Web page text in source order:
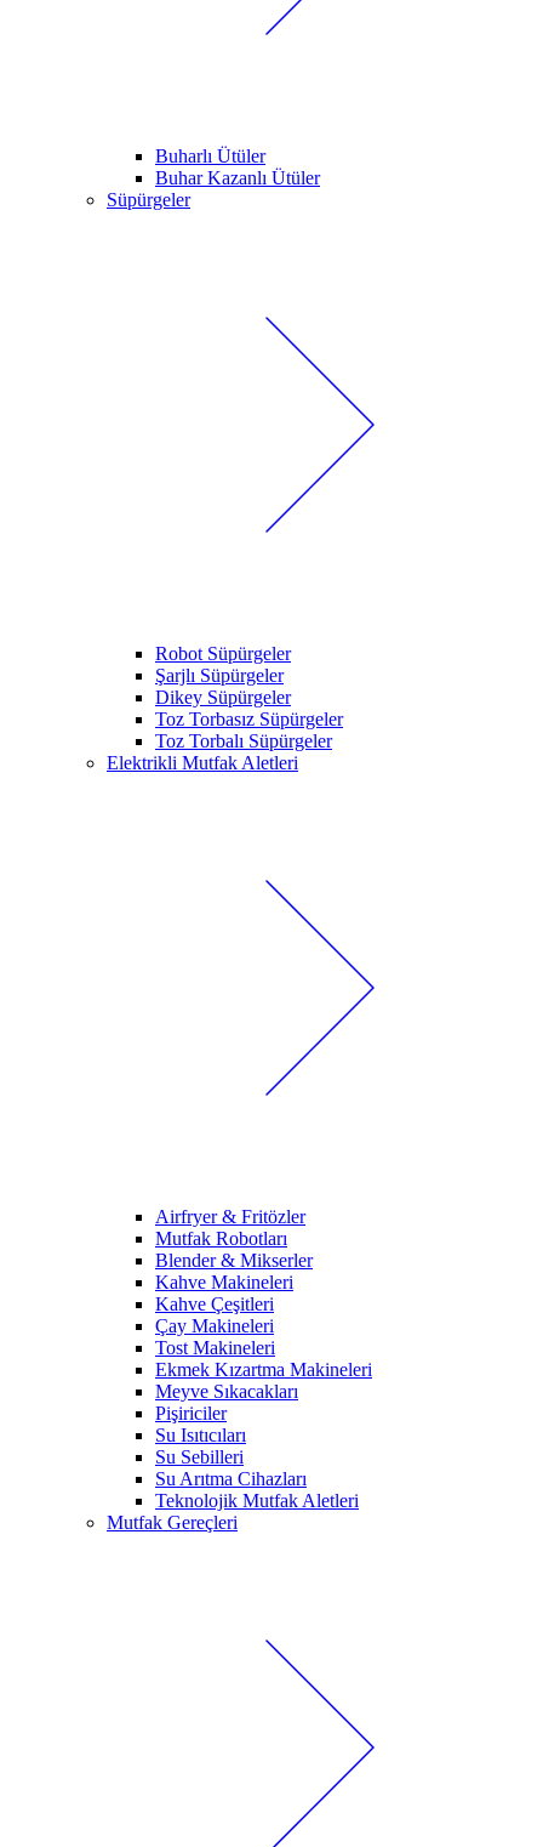
Buharlı Ütüler
Buhar Kazanlı Ütüler
Süpürgeler
Robot Süpürgeler
Şarjlı Süpürgeler
Dikey Süpürgeler
Toz Torbasız Süpürgeler
Toz Torbalı Süpürgeler
Elektrikli Mutfak Aletleri
Airfryer & Fritözler
Mutfak Robotları
Blender & Mikserler
Kahve Makineleri
Kahve Çeşitleri
Çay Makineleri
Tost Makineleri
Ekmek Kızartma Makineleri
Meyve Sıkacakları
Pişiriciler
Su Isıtıcıları
Su Sebilleri
Su Arıtma Cihazları
Teknolojik Mutfak Aletleri
Mutfak Gereçleri